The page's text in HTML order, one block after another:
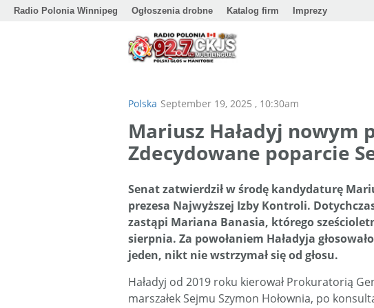
Radio Polonia Winnipeg Ogłoszenia drobne Katalog firm Imprezy
Polska September 19, 2025 , 10:30am
Mariusz Haładyj nowym
Zdecydowane poparcie
Senat zatwierdził w środę kandydaturę
prezesa Najwyższej Izby Kontroli.
zastąpi Mariana Banasia, którego
sierpnia. Za powołaniem Haładyja
jeden, nikt nie wstrzymał się od głosu.
Haładyj od 2019 roku kierował Prokuratorią
marszałek Sejmu Szymon Hołownia, po